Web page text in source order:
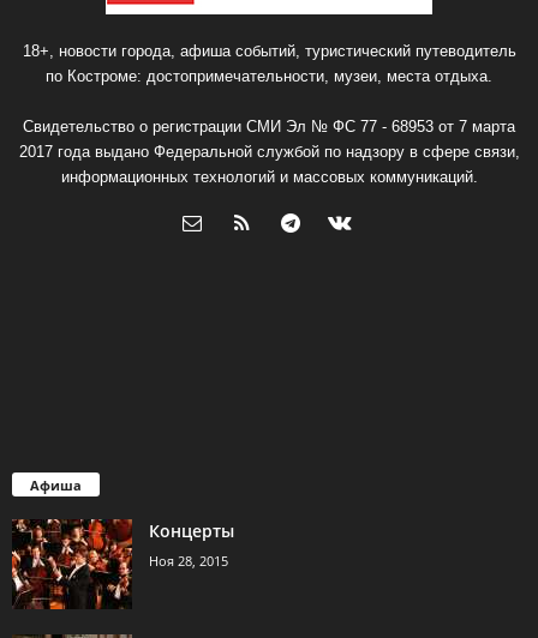
18+, новости города, афиша событий, туристический путеводитель
по Костроме: достопримечательности, музеи, места отдыха.
Свидетельство о регистрации СМИ Эл № ФС 77 - 68953 от 7 марта
2017 года выдано Федеральной службой по надзору в сфере связи,
информационных технологий и массовых коммуникаций.
Афиша
Концерты
Ноя 28, 2015